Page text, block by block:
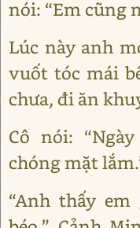
nói: “Em cũng
Lúc này anh
vuốt tóc mái
chưa, đi ăn
Cô nói:
chóng mặt
“Anh thấy